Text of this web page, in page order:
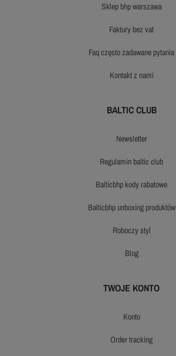
sklep bhp warszawa
faktury bez vat
faq często zadawane pytania
kontakt z nami
BALTIC CLUB
newsletter
regulamin baltic club
balticbhp kody rabatowe
balticbhp unboxing produktów
roboczy styl
blog
TWOJE KONTO
konto
order tracking